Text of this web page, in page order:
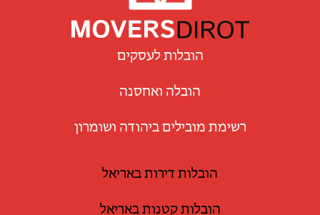
הובלות לעסקים
הובלה ואחסנה
רשימת מובילים ביהודה ושומרון
הובלות דירות באריאל
הובלות קטנות באריאל